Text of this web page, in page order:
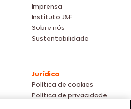
Imprensa
Instituto J&F
Sobre nós
Sustentabilidade
Jurídico
Política de cookies
Política de privacidade